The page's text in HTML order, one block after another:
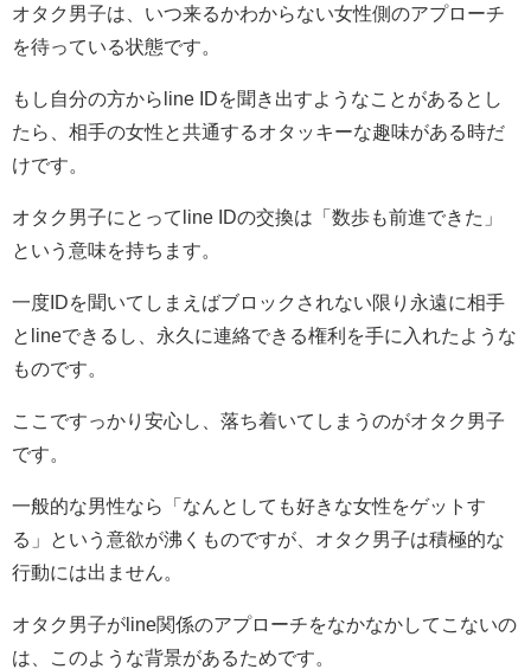
オタク男子は、いつ来るかわからない女性側のアプローチ
を待っている状態です。
もし自分の方からline IDを聞き出すようなことがあるとし
たら、相手の女性と共通するオタッキーな趣味がある時だ
けです。
オタク男子にとってline IDの交換は「数歩も前進できた」
という意味を持ちます。
一度IDを聞いてしまえばブロックされない限り永遠に相手
とlineできるし、永久に連絡できる権利を手に入れたような
ものです。
ここですっかり安心し、落ち着いてしまうのがオタク男子
です。
一般的な男性なら「なんとしても好きな女性をゲットす
る」という意欲が沸くものですが、オタク男子は積極的な
行動には出ません。
オタク男子がline関係のアプローチをなかなかしてこないの
は、このような背景があるためです。